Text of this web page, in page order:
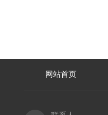
网站首页